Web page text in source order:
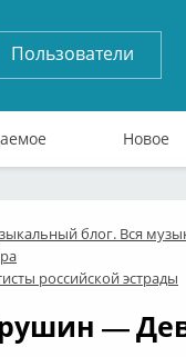
Пользователи
Новое
блог. Вся
российской эстрады
—